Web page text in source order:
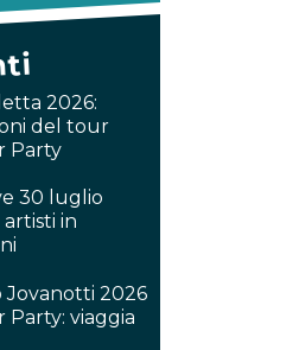
2026:
del tour
Party
30 luglio
in
Jovanotti 2026
Party: viaggia